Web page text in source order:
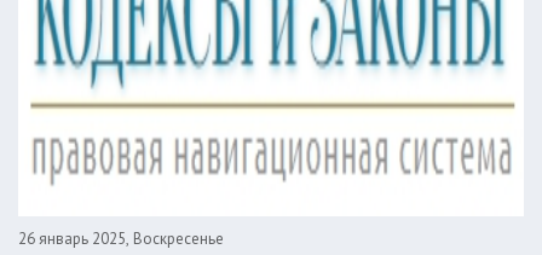
26 январь 2025, Воскресенье